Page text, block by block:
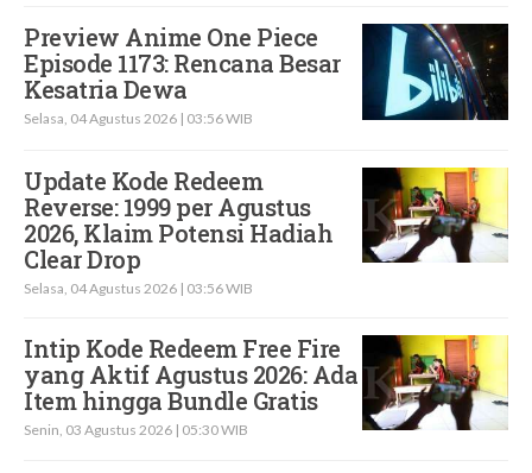
Preview Anime One Piece
Episode 1173: Rencana Besar
Kesatria Dewa
Selasa, 04 Agustus 2026 | 03:56 WIB
Update Kode Redeem
Reverse: 1999 per Agustus
2026, Klaim Potensi Hadiah
Clear Drop
Selasa, 04 Agustus 2026 | 03:56 WIB
Intip Kode Redeem Free Fire
yang Aktif Agustus 2026: Ada
Item hingga Bundle Gratis
Senin, 03 Agustus 2026 | 05:30 WIB